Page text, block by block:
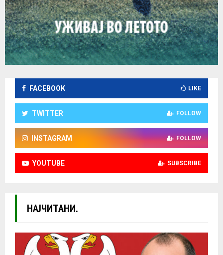
FACEBOOK LIKE
TWITTER FOLLOW
INSTAGRAM FOLLOW
YOUTUBE SUBSCRIBE
НАЈЧИТАНИ.